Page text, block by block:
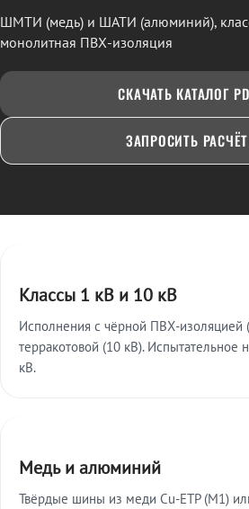
ШМТИ (медь) и ШАТИ (алюминий),
монолитная ПВХ-изоляция
СКАЧАТЬ КАТАЛОГ
ЗАПРОСИТЬ РАСЧЁТ
Классы 1 кВ и 10 кВ
Исполнения с чёрной ПВХ-изоляцией
терракотовой (10 кВ). Испытательное
кВ.
Медь и алюминий
Твёрдые шины из меди Cu-ETP (M1)